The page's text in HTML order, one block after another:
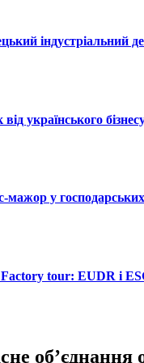
індустріальний
українського
у господарських
tour: EUDR і
об’єднання